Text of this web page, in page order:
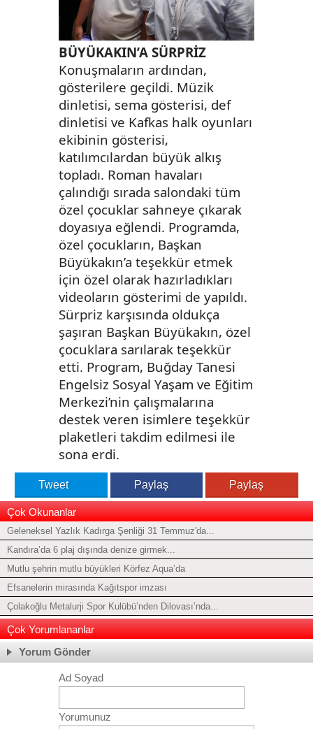
BÜYÜKAKIN’A SÜRPRİZ
Konuşmaların ardından,
gösterilere geçildi. Müzik
dinletisi, sema gösterisi, def
dinletisi ve Kafkas halk oyunları
ekibinin gösterisi,
katılımcılardan büyük alkış
topladı. Roman havaları
çalındığı sırada salondaki tüm
özel çocuklar sahneye çıkarak
doyasıya eğlendi. Programda,
özel çocukların, Başkan
Büyükakın’a teşekkür etmek
için özel olarak hazırladıkları
videoların gösterimi de yapıldı.
Sürpriz karşısında oldukça
şaşıran Başkan Büyükakın, özel
çocuklara sarılarak teşekkür
etti. Program, Buğday Tanesi
Engelsiz Sosyal Yaşam ve Eğitim
Merkezi’nin çalışmalarına
destek veren isimlere teşekkür
plaketleri takdim edilmesi ile
sona erdi.
Tweet Paylaş Paylaş
Çok Okunanlar
Geleneksel Yazlık Kadırga Şenliği 31 Temmuz'da...
Kandıra’da 6 plaj dışında denize girmek...
Mutlu şehrin mutlu büyükleri Körfez Aqua’da
Efsanelerin mirasında Kağıtspor imzası
Çolakoğlu Metalurji Spor Kulübü’nden Dilovası’nda...
Çok Yorumlananlar
Yorum Gönder
Ad Soyad
Yorumunuz